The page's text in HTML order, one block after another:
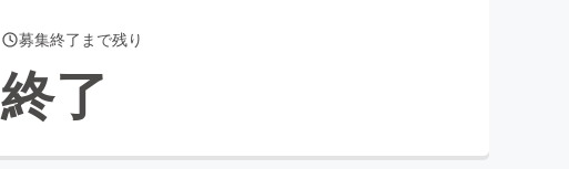
募集終了まで残り
終了